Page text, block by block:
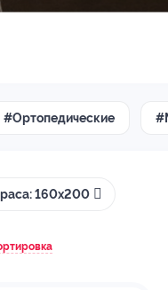
#Ортопедические
160х200